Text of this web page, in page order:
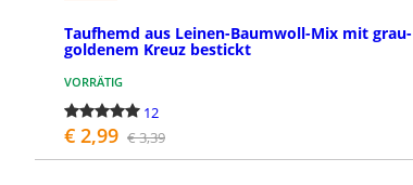
Taufhemd aus Leinen-Baumwoll-Mix mit grau-
goldenem Kreuz bestickt
VORRÄTIG
12
€ 2,99 € 3,39